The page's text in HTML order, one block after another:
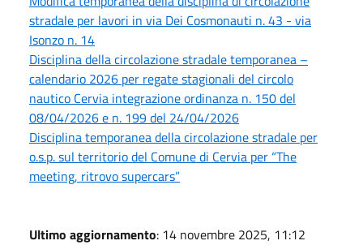
stradale per lavori in via Dei Cosmonauti n. 43 - via
Isonzo n. 14
Disciplina della circolazione stradale temporanea –
calendario 2026 per regate stagionali del circolo
nautico Cervia integrazione ordinanza n. 150 del
08/04/2026 e n. 199 del 24/04/2026
Disciplina temporanea della circolazione stradale per
o.s.p. sul territorio del Comune di Cervia per “The
meeting, ritrovo supercars”
Ultimo aggiornamento: 14 novembre 2025, 11:12